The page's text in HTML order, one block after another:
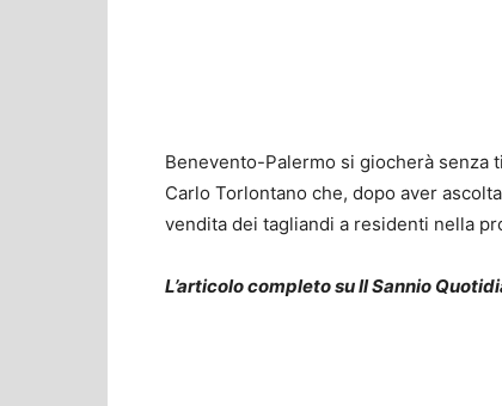
Benevento-Palermo si giocherà senza
Carlo Torlontano che, dopo aver
vendita dei tagliandi a residenti nella
L’articolo completo su Il Sannio